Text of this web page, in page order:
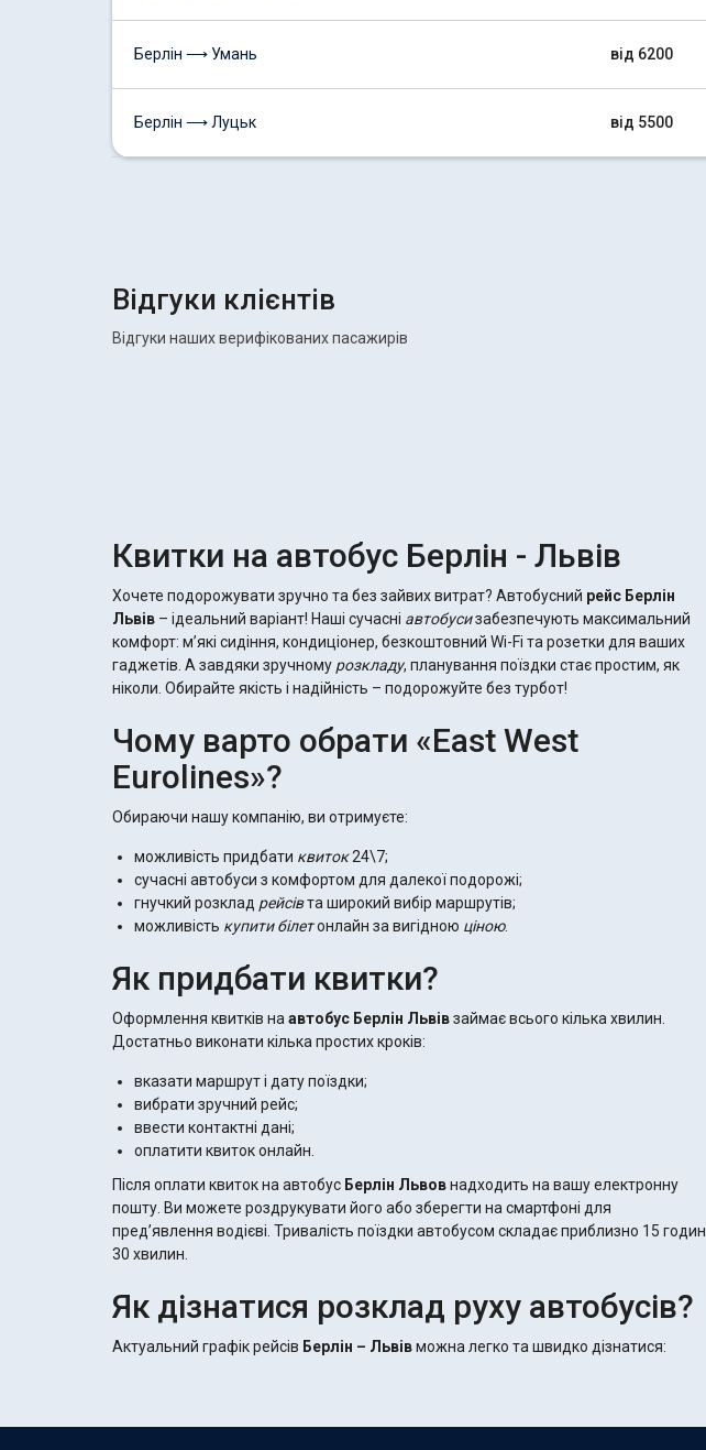
Берлін ⟶ Умань від 6200
Берлін ⟶ Луцьк від 5500
Відгуки клієнтів
Відгуки наших верифікованих пасажирів
Квитки на автобус Берлін - Львів
Хочете подорожувати зручно та без зайвих витрат? Автобусний рейс Берлін
Львів – ідеальний варіант! Наші сучасні автобусизабезпечують максимальний
комфорт: м’які сидіння, кондиціонер, безкоштовний Wi-Fi та розетки для ваших
гаджетів. А завдяки зручному розкладу, планування поїздки стає простим, як
ніколи. Обирайте якість і надійність – подорожуйте без турбот!
Чому варто обрати «East West
Eurolines»?
Обираючи нашу компанію, ви отримуєте:
можливість придбати квиток24\7;
сучасні автобуси з комфортом для далекої подорожі;
гнучкий розклад рейсівта широкий вибір маршрутів;
можливість купити білетонлайн за вигідною ціною.
Як придбати квитки?
Оформлення квитків на автобус Берлін Львівзаймає всього кілька хвилин.
Достатньо виконати кілька простих кроків:
вказати маршрут і дату поїздки;
вибрати зручний рейс;
ввести контактні дані;
оплатити квиток онлайн.
Після оплати квиток на автобус Берлін Львовнадходить на вашу електронну
пошту. Ви можете роздрукувати його або зберегти на смартфоні для
пред’явлення водієві. Тривалість поїздки автобусом складає приблизно 15 годин
30 хвилин.
Як дізнатися розклад руху автобусів?
Актуальний графік рейсів Берлін – Львівможна легко та швидко дізнатися: